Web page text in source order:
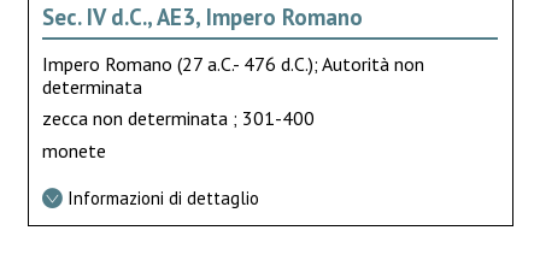
Sec. IV d.C., AE3, Impero Romano
Impero Romano (27 a.C.- 476 d.C.); Autorità non
determinata
zecca non determinata ; 301-400
monete
Informazioni di dettaglio